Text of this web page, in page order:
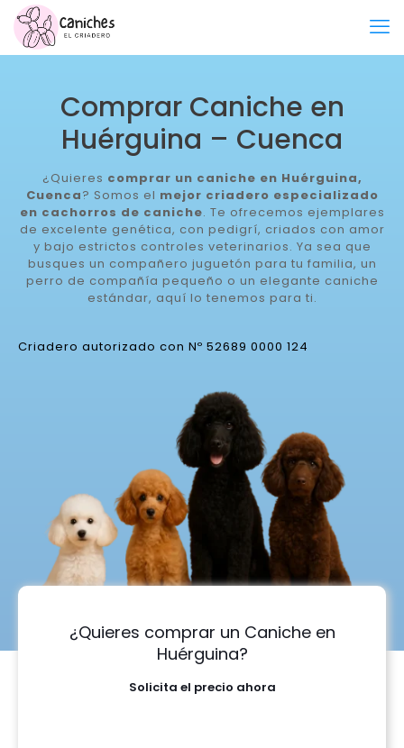
Comprar Caniche en
Huérguina – Cuenca
¿Quieres comprar un caniche en Huérguina,
Cuenca? Somos el mejor criadero especializado
en cachorros de caniche. Te ofrecemos ejemplares
de excelente genética, con pedigrí, criados con amor
y bajo estrictos controles veterinarios. Ya sea que
busques un compañero juguetón para tu familia, un
perro de compañía pequeño o un elegante caniche
estándar, aquí lo tenemos para ti.
Criadero autorizado con Nº 52689 0000 124
¿Quieres comprar un Caniche en
Huérguina?
Solicita el precio ahora